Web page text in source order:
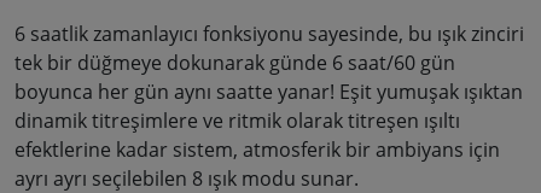
6 saatlik zamanlayıcı fonksiyonu sayesinde, bu ışık zinciri
tek bir düğmeye dokunarak günde 6 saat/60 gün
boyunca her gün aynı saatte yanar! Eşit yumuşak ışıktan
dinamik titreşimlere ve ritmik olarak titreşen ışıltı
efektlerine kadar sistem, atmosferik bir ambiyans için
ayrı ayrı seçilebilen 8 ışık modu sunar.